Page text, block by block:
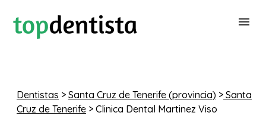
PARA CLÍNICAS DENTALES
Dentistas > Santa Cruz de Tenerife (provincia) > Santa
Cruz de Tenerife > Clinica Dental Martinez Viso